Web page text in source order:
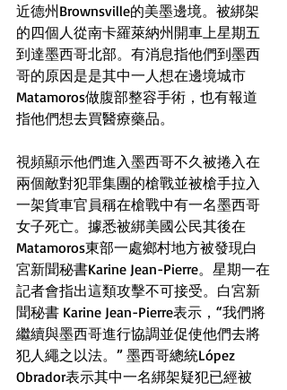
近德州Brownsville的美墨邊境。被綁架
的四個人從南卡羅萊納州開車上星期五
到達墨西哥北部。有消息指他們到墨西
哥的原因是是其中一人想在邊境城市
Matamoros做腹部整容手術，也有報道
指他們想去買醫療藥品。
視頻顯示他們進入墨西哥不久被捲入在
兩個敵對犯罪集團的槍戰並被槍手拉入
一架貨車官員稱在槍戰中有一名墨西哥
女子死亡。據悉被綁美國公民其後在
Matamoros東部一處鄉村地方被發現白
宮新聞秘書Karine Jean-Pierre。星期一在
記者會指出這類攻擊不可接受。白宮新
聞秘書 Karine Jean-Pierre表示，“我們將
繼續與墨西哥進行協調並促使他們去將
犯人繩之以法。” 墨西哥總統López
Obrador表示其中一名綁架疑犯已經被